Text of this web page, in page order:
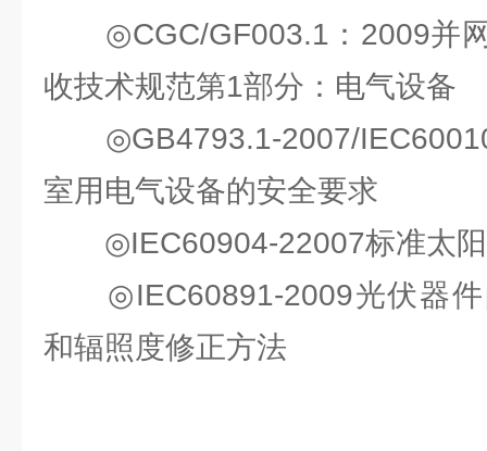
◎CGC/GF003.1：2009并⽹
收技术规范第1部分：电⽓设备
◎GB4793.1-2007/
室⽤电⽓设备的安全要求
◎IEC60904-22007标准太阳
◎IEC60891-2009光伏器件
和辐照度修正⽅法